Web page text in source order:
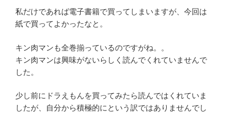
私だけであれば電子書籍で買ってしまいますが、今回は
紙で買ってよかったなと。
キン肉マンも全巻揃っているのですがね。。
キン肉マンは興味がないらしく読んでくれていませんで
した。
少し前にドラえもんを買ってみたら読んではくれていま
したが、自分から積極的にという訳ではありませんでし